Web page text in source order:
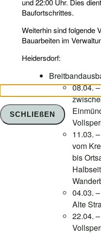
und 22:00 Uhr. Dies
Baufortschrittes.
Weiterhin sind folgende
Bauarbeiten im
Heidersdorf:
08.04.
11.03.
vom
bis
04.03.
Alte
22.04.
SCHLIEßEN